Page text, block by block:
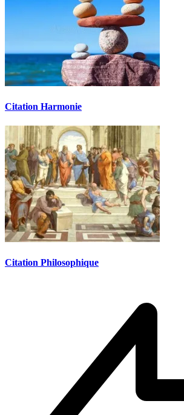
Citation Harmonie
Citation Philosophique